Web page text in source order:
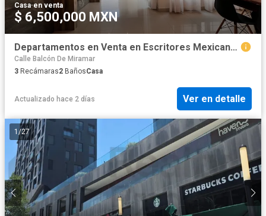
Casa·en venta
$ 6,500,000 MXN
Departamentos en Venta en Escritores Mexicanos
Calle Balcón De Miramar
3 Recámaras2 BañosCasa
Actualizado hace 2 días Ver en detalle
1 /27